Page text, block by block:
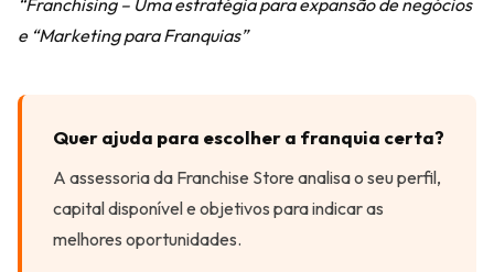
“Franchising – Uma estratégia para expansão de negócios
e “Marketing para Franquias”
Quer ajuda para escolher a franquia certa?
A assessoria da Franchise Store analisa o seu perfil,
capital disponível e objetivos para indicar as
melhores oportunidades.